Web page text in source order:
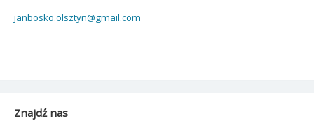
janbosko.olsztyn@gmail.com
Znajdź nas